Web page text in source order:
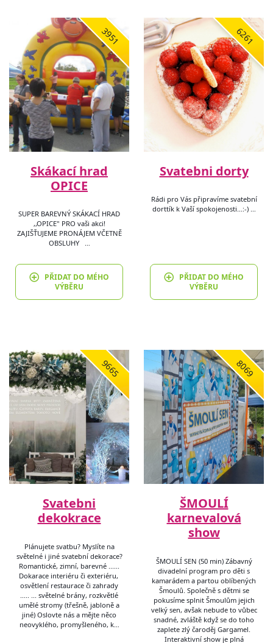
3951
Skákací hrad
OPICE
SUPER BAREVNÝ SKÁKACÍ HRAD
,,OPICE" PRO vaši akci!
ZAJIŠŤUJEME PRONÁJEM VČETNĚ
OBSLUHY …
PŘIDAT DO MÉHO
VÝBĚRU
6261
Svatebni dorty
Rádi pro Vás připravíme svatební
dorttík k Vaší spokojenosti...:-) …
PŘIDAT DO MÉHO
VÝBĚRU
9665
Svatebni
dekokrace
Plánujete svatbu? Myslíte na
světelné i jiné svatební dekorace?
Romantické, zimní, barevné ......
Dokarace interiéru či exteriéru,
osvětlení restaurace či zahrady
..... ... světelné brány, rozkvětlé
umělé stromy (třešně, jabloně a
jiné) Oslovte nás a mějte něco
neovyklého, promyšleného, k…
8069
ŠMOULÍ
karnevalová
show
ŠMOULÍ SEN (50 min) Zábavný
divadelní program pro děti s
kamarádem a partou oblíbených
Šmoulů. Společně s dětmi se
pokusíme splnit Šmoulům jejich
velký sen, avšak nebude to vůbec
snadné, zvláště když se do toho
zaplete zlý čaroděj Gargamel.
Interaktivní show je plná